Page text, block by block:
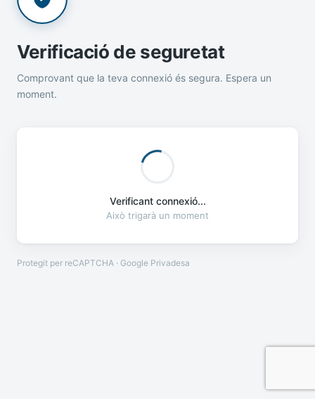
Verificació de seguretat
Comprovant que la teva connexió és segura. Espera un
moment.
Verificant connexió...
Això trigarà un moment
Protegit per reCAPTCHA · Google Privadesa